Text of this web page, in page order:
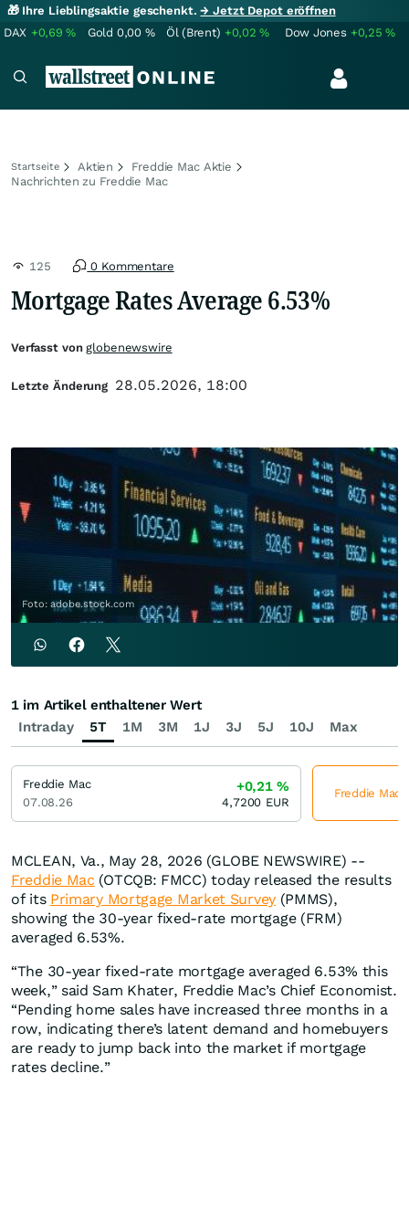
🎁 Ihre Lieblingsaktie geschenkt.→ Jetzt Depot eröffnen
DAX +0,69% Gold 0,00 % Öl (Brent) +0,02% Dow Jones +0,25%
Startseite Aktien
Freddie Mac Aktie
Nachrichten zu Freddie Mac
125 0 Kommentare
Mortgage Rates Average 6.53%
Foto: adobe.stock.com
MCLEAN, Va., May 28, 2026 (GLOBE NEWSWIRE) --
Freddie Mac (OTCQB: FMCC) today released the results
of its Primary Mortgage Market Survey(PMMS),
showing the 30-year fixed-rate mortgage (FRM)
averaged 6.53%.
“The 30-year fixed-rate mortgage averaged 6.53% this
week,” said Sam Khater, Freddie Mac’s Chief Economist.
“Pending home sales have increased three months in a
row, indicating there’s latent demand and homebuyers
are ready to jump back into the market if mortgage
rates decline.”
Verfasst vonglobenewswire
Letzte Änderung 28.05.2026, 18:00
Intraday 5T 1M 3M 1J 3J 5J 10J Max
1 im Artikel enthaltener Wert
Freddie Mac
07.08.26
+0,21%
4,7200 EUR
Freddie Mac